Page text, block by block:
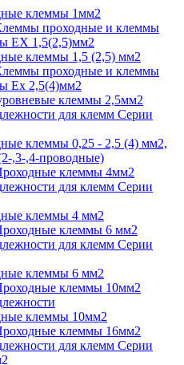
клеммы 1мм2
проходные и клеммы
EX 1,5(2,5)мм2
клеммы 1,5 (2,5) мм2
проходные и клеммы
Ex 2,5(4)мм2
клеммы 2,5мм2
для клемм Серии
клеммы 0,25 - 2,5 (4) мм2,
,3-,4-проводные)
клеммы 4мм2
для клемм Серии
клеммы 4 мм2
клеммы 6 мм2
для клемм Серии
клеммы 6 мм2
клеммы 10мм2
клеммы 10мм2
клеммы 16мм2
для клемм Серии